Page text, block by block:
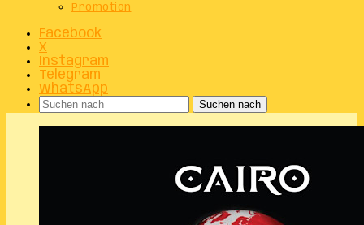
Promotion
Facebook
X
Instagram
Telegram
WhatsApp
Suchen nach